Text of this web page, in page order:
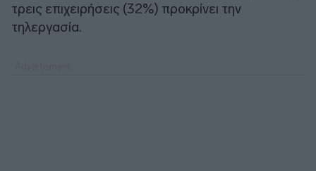
τρεις επιχειρήσεις (32%) προκρίνει την
τηλεργασία.